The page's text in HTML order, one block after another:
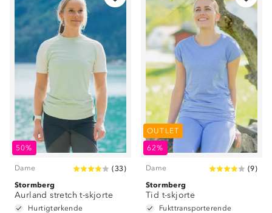
50%
Dame (33)
Stormberg
Aurland stretch t-skjorte
Hurtigtørkende
OUTLET
62%
Dame (9)
Stormberg
Tid t-skjorte
Fukttransporterende